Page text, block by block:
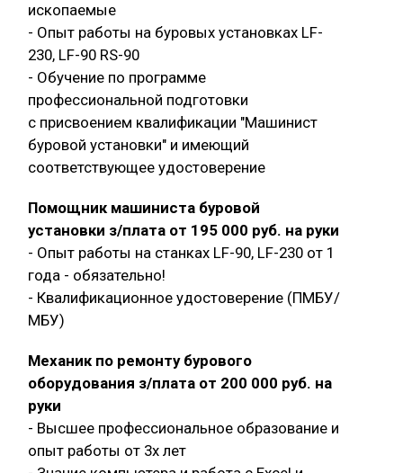
ископаемые
- Опыт работы на буровых установках LF-
230, LF-90 RS-90
- Обучение по программе
профессиональной подготовки
с присвоением квалификации "Машинист
буровой установки" и имеющий
соответствующее удостоверение
Помощник машиниста буровой
установки з/плата от 195 000 руб. на руки
- Опыт работы на станках LF-90, LF-230 от 1
года - обязательно!
- Квалификационное удостоверение (ПМБУ/
МБУ)
Механик по ремонту бурового
оборудования з/плата от 200 000 руб. на
руки
- Высшее профессиональное образование и
опыт работы от 3х лет